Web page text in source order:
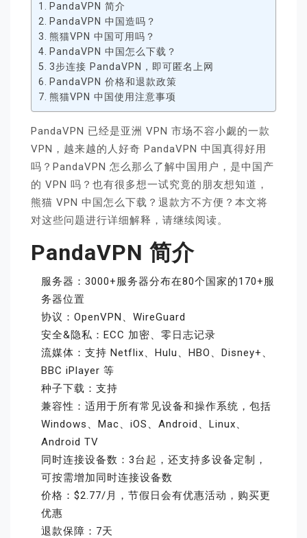
PandaVPN 简介
PandaVPN 中国造吗？
熊猫VPN 中国可用吗？
PandaVPN 中国怎么下载？
3步连接 PandaVPN，即可匿名上网
PandaVPN 价格和退款政策
熊猫VPN 中国使用注意事项
PandaVPN 已经是亚洲 VPN 市场不容小觑的一款
VPN，越来越的人好奇 PandaVPN 中国真得好用
吗？PandaVPN 怎么那么了解中国用户，是中国产
的 VPN 吗？也有很多想一试究竟的朋友想知道，
熊猫 VPN 中国怎么下载？退款方不方便？本文将
对这些问题进行详细解释，请继续阅读。
PandaVPN 简介
服务器：3000+服务器分布在80个国家的170+服
务器位置
协议：OpenVPN、WireGuard
安全&隐私：ECC 加密、零日志记录
流媒体：支持 Netflix、Hulu、HBO、Disney+、
BBC iPlayer 等
种子下载：支持
兼容性：适用于所有常见设备和操作系统，包括
Windows、Mac、iOS、Android、Linux、
Android TV
同时连接设备数：3台起，还支持多设备定制，
可按需增加同时连接设备数
价格：$2.77/月，节假日会有优惠活动，购买更
优惠
退款保障：7天